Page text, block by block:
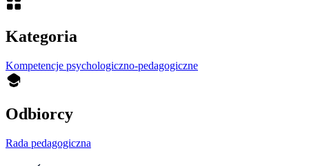
Kategoria
Kompetencje psychologiczno-pedagogiczne
Odbiorcy
Rada pedagogiczna